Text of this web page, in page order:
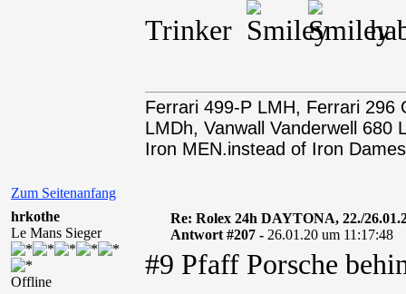
Trinker
Zum Seitenanfang
Ferrari 499-P LMH, Ferrari 296
LMDh, Vanwall Vanderwell
Iron MEN.instead of Iron
hrkothe
Le Mans Sieger
Offline
Re: Rolex 24h DAYTONA, 22./
Antwort #207 - 26.01.20 um 11:17:48
#9 Pfaff Porsche